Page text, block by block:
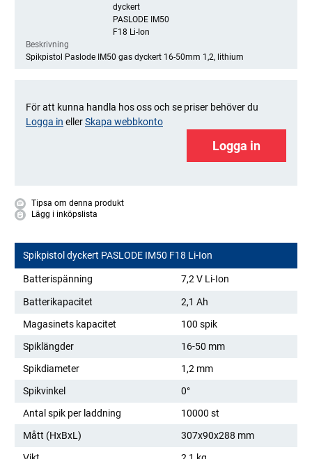
dyckert
PASLODE IM50
F18 Li-Ion
Beskrivning
Spikpistol Paslode IM50 gas dyckert 16-50mm 1,2, lithium
För att kunna handla hos oss och se priser behöver du
Logga in ellerSkapa webbkonto
Logga in
Tipsa om denna produkt
Lägg i inköpslista
Spikpistol dyckert PASLODE IM50 F18 Li-Ion
Batterispänning 7,2 V Li-Ion
Batterikapacitet
2,1 Ah
Magasinets kapacitet
100 spik
Spiklängder
16-50 mm
Spikdiameter
1,2 mm
Spikvinkel
0°
Antal spik per laddning
10000 st
Mått (HxBxL)
307x90x288 mm